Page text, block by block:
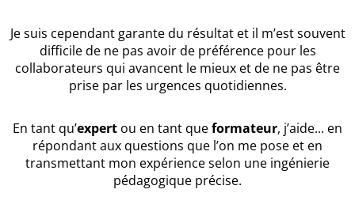
Je suis cependant garante du résultat et il m’est souvent
difficile de ne pas avoir de préférence pour les
collaborateurs qui avancent le mieux et de ne pas être
prise par les urgences quotidiennes.
En tant qu’expert ou en tant queformateur, j’aide... en
répondant aux questions que l’on me pose et en
transmettant mon expérience selon une ingénierie
pédagogique précise.